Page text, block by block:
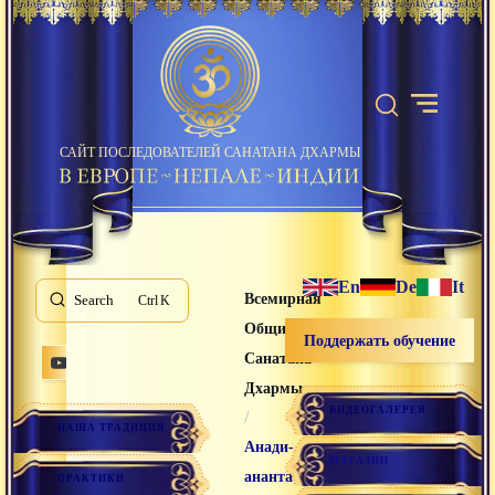
САЙТ ПОСЛЕДОВАТЕЛЕЙ САНАТАНА ДХАРМЫ
Search K
НАША ТРАДИЦИЯ
ПРАКТИКИ
Всемирная
Община
Санатана
Дхармы
/
Анади-
ананта
En De It
Поддержать обучение
ВИДЕОГАЛЕРЕЯ
МАГАЗИН